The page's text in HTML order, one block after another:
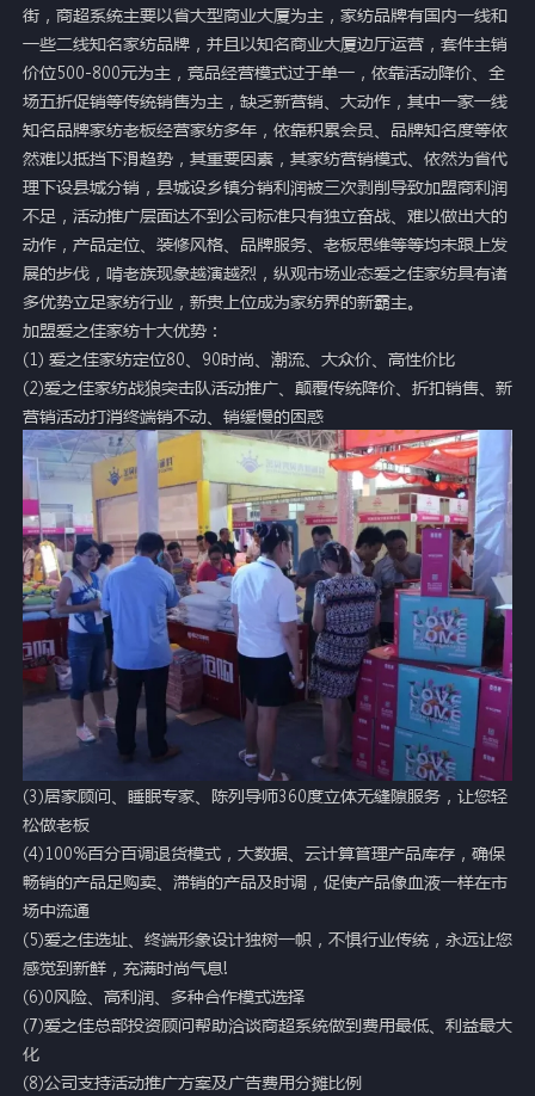
街，商超系统主要以省大型商业大厦为主，家纺品牌有国内一线和
一些二线知名家纺品牌，并且以知名商业大厦边厅运营，套件主销
价位500-800元为主，竞品经营模式过于单一，依靠活动降价、全
场五折促销等传统销售为主，缺乏新营销、大动作，其中一家一线
知名品牌家纺老板经营家纺多年，依靠积累会员、品牌知名度等依
然难以抵挡下滑趋势，其重要因素，其家纺营销模式、依然为省代
理下设县城分销，县城设乡镇分销利润被三次剥削导致加盟商利润
不足，活动推广层面达不到公司标准只有独立奋战、难以做出大的
动作，产品定位、装修风格、品牌服务、老板思维等等均未跟上发
展的步伐，啃老族现象越演越烈，纵观市场业态爱之佳家纺具有诸
多优势立足家纺行业，新贵上位成为家纺界的新霸主。
加盟爱之佳家纺十大优势：
(1) 爱之佳家纺定位80、90时尚、潮流、大众价、高性价比
(2)爱之佳家纺战狼突击队活动推广、颠覆传统降价、折扣销售、新
营销活动打消终端销不动、销缓慢的困惑
(3)居家顾问、睡眠专家、陈列导师360度立体无缝隙服务，让您轻
松做老板
(4)100%百分百调退货模式，大数据、云计算管理产品库存，确保
畅销的产品足购卖、滞销的产品及时调，促使产品像血液一样在市
场中流通
(5)爱之佳选址、终端形象设计独树一帜，不惧行业传统，永远让您
感觉到新鲜，充满时尚气息!
(6)0风险、高利润、多种合作模式选择
(7)爱之佳总部投资顾问帮助洽谈商超系统做到费用最低、利益最大
化
(8)公司支持活动推广方案及广告费用分摊比例